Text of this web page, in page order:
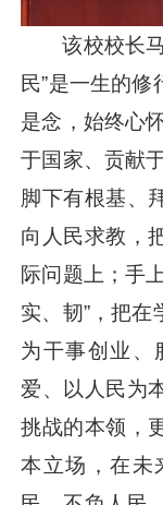
该校校长
民”是一生的
是念，始终心
于国家、贡献
脚下有根基、
向人民求教，
际问题上；手
实、韧”，把
为干事创业、
爱、以人民为
挑战的本领，
本立场，在未